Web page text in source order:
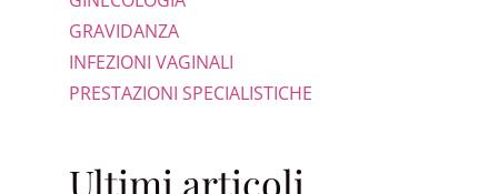
GRAVIDANZA
INFEZIONI VAGINALI
PRESTAZIONI SPECIALISTICHE
Ultimi articoli